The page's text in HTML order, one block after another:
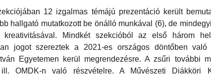
12 izgalmas témájú prezentáció került
hallgató mutatkozott be önálló munkával (6), de
kreativitásával. Mindkét szekcióból az első három
jogot szereztek a 2021-es országos döntőben való
Egyetemen kerül megrendezésre. A zsűri további
OMDK-n való részvételre. A Művészeti Diákköri